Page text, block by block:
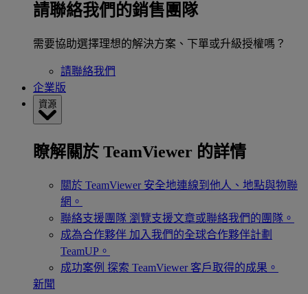
請聯絡我們的銷售團隊
需要協助選擇理想的解決方案、下單或升級授權嗎？
請聯絡我們
企業版
資源
瞭解關於 TeamViewer 的詳情
關於 TeamViewer 安全地連線到他人、地點與物聯
網。
聯絡支援團隊 瀏覽支援文章或聯絡我們的團隊。
成為合作夥伴 加入我們的全球合作夥伴計劃
TeamUP。
成功案例 探索 TeamViewer 客戶取得的成果。
新聞